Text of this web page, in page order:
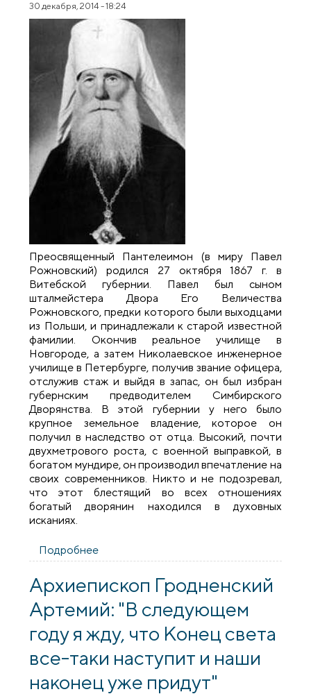
30 декабря, 2014 - 18:24
Преосвященный Пантелеимон (в миру Павел
Рожновский) родился 27 октября 1867 г. в
Витебской губернии. Павел был сыном
шталмейстера Двора Его Величества
Рожновского, предки которого были выходцами
из Польши, и принадлежали к старой известной
фамилии. Окончив реальное училище в
Новгороде, а затем Николаевское инженерное
училище в Петербурге, получив звание офицера,
отслужив стаж и выйдя в запас, он был избран
губернским предводителем Симбирского
Дворянства. В этой губернии у него было
крупное земельное владение, которое он
получил в наследство от отца. Высокий, почти
двухметрового роста, с военной выправкой, в
богатом мундире, он производил впечатление на
своих современников. Никто и не подозревал,
что этот блестящий во всех отношениях
богатый дворянин находился в духовных
исканиях.
Подробнее
Пантелеимона (Рожновского)
Архиепископ Гродненский
Артемий: "В следующем
году я жду, что Конец света
все-таки наступит и наши
наконец уже придут"